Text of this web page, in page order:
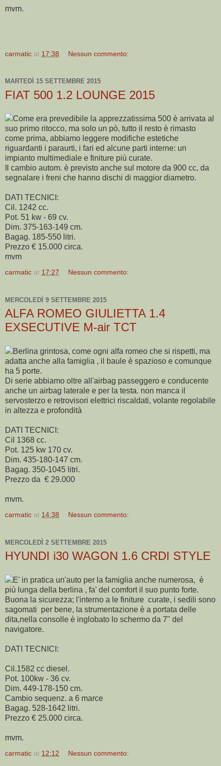
mvm.
carmatic at 17:38 Nessun commento:
MARTEDÌ 15 SETTEMBRE 2015
FIAT 500 1.2 LOUNGE 2015
Come era prevedibile la apprezzatissima 500 è arrivata al
suo primo ritocco, ma solo un pò, tutto il resto è rimasto
come prima, abbiamo leggere modifiche estetiche
riguardanti i paraurti, i fari ed alcune parti interne: un
impianto multimediale e finiture più curate.
Il cambio autom. è previsto anche sul motore da 900 cc, da
segnalare i freni che hanno dischi di maggior diametro.
DATI TECNICI:
Cil. 1242 cc.
Pot. 51 kw - 69 cv.
Dim. 375-163-149 cm.
Bagag. 185-550 litri.
Prezzo € 15.000 circa.
mvm
carmatic at 17:27 Nessun commento:
MERCOLEDÌ 9 SETTEMBRE 2015
ALFA ROMEO GIULIETTA 1.4
EXSECUTIVE M-air TCT
Berlina grintosa, come ogni alfa romeo che si rispetti, ma
adatta anche alla famiglia , il baule è spazioso e comunque
ha 5 porte.
Di serie abbiamo oltre all'airbag passeggero e conducente
anche un airbag laterale e per la testa. non manca il
servosterzo e retrovisori elettrici riscaldati, volante regolabile
in altezza e profondità
DATI TECNICI:
Cil 1368 cc.
Pot. 125 kw 170 cv.
Dim. 435-180-147 cm.
Bagag. 350-1045 litri.
Prezzo da € 29.000
mvm.
carmatic at 14:38 Nessun commento:
MERCOLEDÌ 2 SETTEMBRE 2015
HYUNDI i30 WAGON 1.6 CRDI STYLE
E' in pratica un'auto per la famiglia anche numerosa, è
più lunga della berlina , fa' del comfort il suo punto forte.
Buona la sicurezza; l'interno a le finiture curate, i sedili sono
sagomati per bene, la strumentazione è a portata delle
dita,nella consolle è inglobato lo schermo da 7" del
navigatore.
DATI TECNICI:
Cil.1582 cc diesel.
Pot. 100kw - 36 cv.
Dim. 449-178-150 cm.
Cambio sequenz. a 6 marce
Bagag. 528-1642 litri.
Prezzo € 25.000 circa.
mvm.
carmatic at 12:12 Nessun commento: